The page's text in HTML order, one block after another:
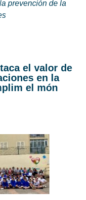
prevención de la
el valor de
en la
el món